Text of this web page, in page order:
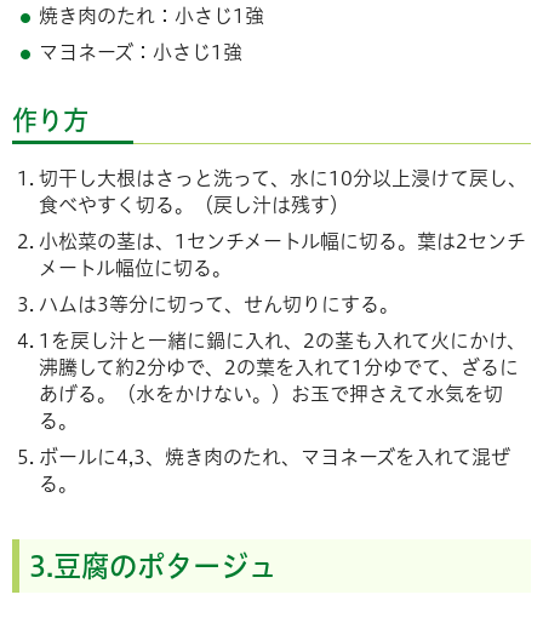
焼き肉のたれ：小さじ1強
マヨネーズ：小さじ1強
作り方
切干し大根はさっと洗って、水に10分以上浸けて戻し、
食べやすく切る。（戻し汁は残す）
小松菜の茎は、1センチメートル幅に切る。葉は2センチ
メートル幅位に切る。
ハムは3等分に切って、せん切りにする。
1を戻し汁と一緒に鍋に入れ、2の茎も入れて火にかけ、
沸騰して約2分ゆで、2の葉を入れて1分ゆでて、ざるに
あげる。（水をかけない。）お玉で押さえて水気を切
る。
ボールに4,3、焼き肉のたれ、マヨネーズを入れて混ぜ
る。
3.豆腐のポタージュ